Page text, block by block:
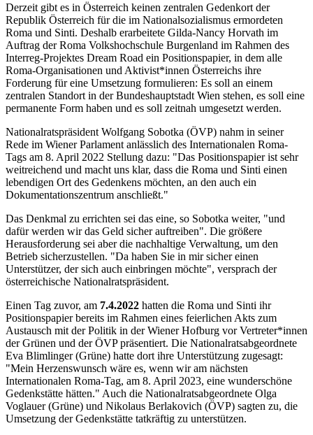
Derzeit gibt es in Österreich keinen zentralen Gedenkort der
Republik Österreich für die im Nationalsozialismus ermordeten
Roma und Sinti. Deshalb erarbeitete Gilda-Nancy Horvath im
Auftrag der Roma Volkshochschule Burgenland im Rahmen des
Interreg-Projektes Dream Road ein Positionspapier, in dem alle
Roma-Organisationen und Aktivist*innen Österreichs ihre
Forderung für eine Umsetzung formulieren: Es soll an einem
zentralen Standort in der Bundeshauptstadt Wien stehen, es soll eine
permanente Form haben und es soll zeitnah umgesetzt werden.
Nationalratspräsident Wolfgang Sobotka (ÖVP) nahm in seiner
Rede im Wiener Parlament anlässlich des Internationalen Roma-
Tags am 8. April 2022 Stellung dazu: "Das Positionspapier ist sehr
weitreichend und macht uns klar, dass die Roma und Sinti einen
lebendigen Ort des Gedenkens möchten, an den auch ein
Dokumentationszentrum anschließt."
Das Denkmal zu errichten sei das eine, so Sobotka weiter, "und
dafür werden wir das Geld sicher auftreiben". Die größere
Herausforderung sei aber die nachhaltige Verwaltung, um den
Betrieb sicherzustellen. "Da haben Sie in mir sicher einen
Unterstützer, der sich auch einbringen möchte", versprach der
österreichische Nationalratspräsident.
Einen Tag zuvor, am 7.4.2022 hatten die Roma und Sinti ihr
Positionspapier bereits im Rahmen eines feierlichen Akts zum
Austausch mit der Politik in der Wiener Hofburg vor Vertreter*innen
der Grünen und der ÖVP präsentiert. Die Nationalratsabgeordnete
Eva Blimlinger (Grüne) hatte dort ihre Unterstützung zugesagt:
"Mein Herzenswunsch wäre es, wenn wir am nächsten
Internationalen Roma-Tag, am 8. April 2023, eine wunderschöne
Gedenkstätte hätten." Auch die Nationalratsabgeordnete Olga
Voglauer (Grüne) und Nikolaus Berlakovich (ÖVP) sagten zu, die
Umsetzung der Gedenkstätte tatkräftig zu unterstützen.